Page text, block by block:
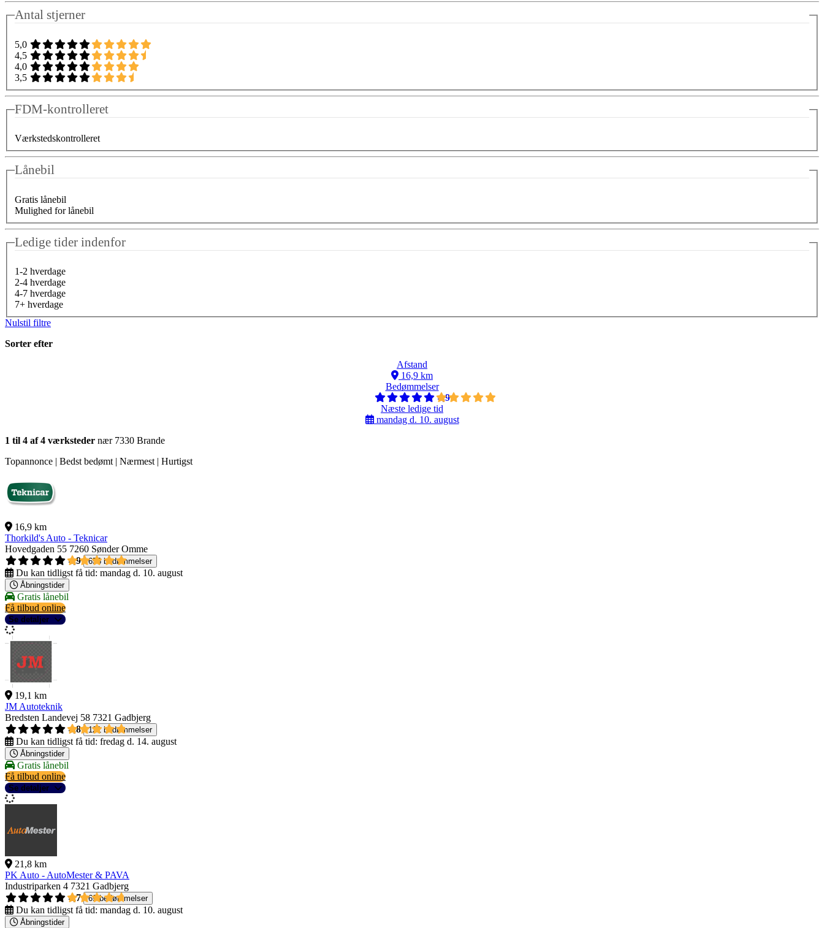
Antal stjerner
5,0
4,5
4,0
3,5
FDM-kontrolleret
Værkstedskontrolleret
Lånebil
Gratis lånebil
Mulighed for lånebil
Ledige tider indenfor
1-2 hverdage
2-4 hverdage
4-7 hverdage
7+ hverdage
Nulstil filtre
Sorter efter
Afstand
16,9 km
Bedømmelser
4,9
Næste ledige tid
mandag d. 10. august
1 til 4 af 4 værksteder nær 7330 Brande
Topannonce | Bedst bedømt | Nærmest | Hurtigst
16,9 km
Thorkild's Auto - Teknicar
Hovedgaden 55 7260 Sønder Omme
4,9
656 bedømmelser
Du kan tidligst få tid: mandag d. 10. august
Åbningstider
Gratis lånebil
Få tilbud online
Se detaljer
19,1 km
JM Autoteknik
Bredsten Landevej 58 7321 Gadbjerg
4,8
121 bedømmelser
Du kan tidligst få tid: fredag d. 14. august
Åbningstider
Gratis lånebil
Få tilbud online
Se detaljer
21,8 km
PK Auto - AutoMester & PAVA
Industriparken 4 7321 Gadbjerg
4,7
69 bedømmelser
Du kan tidligst få tid: mandag d. 10. august
Åbningstider